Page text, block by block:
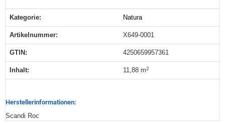
Produkteigenschaft
Wert
Kategorie: Natura
Artikelnummer: X649-0001
GTIN: 4250659957361
Inhalt‍: 11,88 m2
Herstellerinformationen:
Scandi Roc